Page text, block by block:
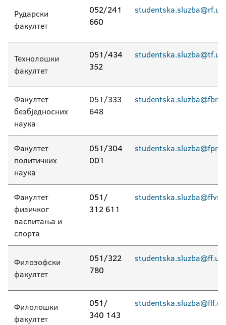
Рударски
факултет
052/241
660
Технолошки
факултет
051/434
352
Факултет
безбједносних
наука
051/333
648
Факултет
политичких
наука
051/304
001
Факултет
физичког
васпитања и
спорта
051/
312 611
Филозофски
факултет
051/322
780
Филолошки
факултет
051/
340 143